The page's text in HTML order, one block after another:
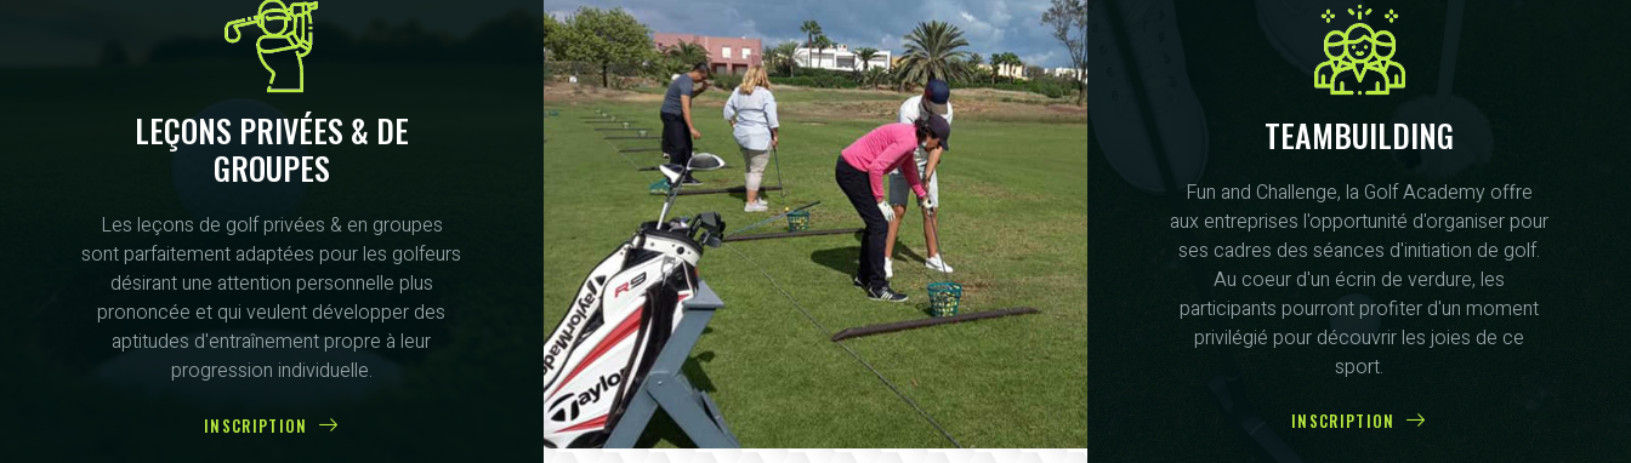
LEÇONS PRIVÉES & DE
GROUPES
Les leçons de golf privées & en groupes
sont parfaitement adaptées pour les golfeurs
désirant une attention personnelle plus
prononcée et qui veulent développer des
aptitudes d'entraînement propre à leur
progression individuelle.
INSCRIPTION
TEAMBUILDING
Fun and Challenge, la Golf Academy offre
aux entreprises l'opportunité d'organiser pour
ses cadres des séances d'initiation de golf.
Au coeur d'un écrin de verdure, les
participants pourront profiter d'un moment
privilégié pour découvrir les joies de ce
sport.
INSCRIPTION